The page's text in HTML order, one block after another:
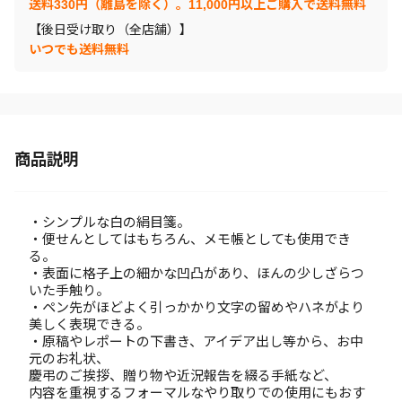
送料330円（離島を除く）。11,000円以上ご購入で送料無料
【後日受け取り（全店舗）】
いつでも送料無料
商品説明
・シンプルな白の絹目箋。
・便せんとしてはもちろん、メモ帳としても使用でき
る。
・表面に格子上の細かな凹凸があり、ほんの少しざらつ
いた手触り。
・ペン先がほどよく引っかかり文字の留めやハネがより
美しく表現できる。
・原稿やレポートの下書き、アイデア出し等から、お中
元のお礼状、
慶弔のご挨拶、贈り物や近況報告を綴る手紙など、
内容を重視するフォーマルなやり取りでの使用にもおす